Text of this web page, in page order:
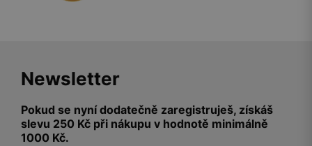
Newsletter
Pokud se nyní dodatečně zaregistruješ, získáš
slevu 250 Kč při nákupu v hodnotě minimálně
1000 Kč.